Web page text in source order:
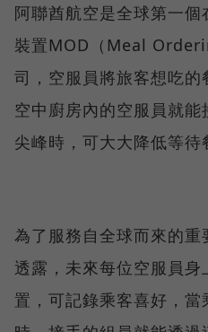
阿聯酋航空是全球第一
裝置MOD（Meal
司，空服員將旅客想吃
空中廚房內的空服員就
尖峰時，可大大降低等待
為了服務自全球而來的
透露，未來每位空服員
置，可記錄乘客喜好，